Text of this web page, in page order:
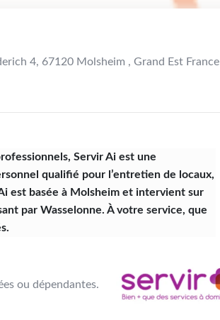
4, 67120 Molsheim , Grand Est France
Servir Ai est une
qualifié pour l’entretien de locaux,
est basée à Molsheim et intervient sur
par Wasselonne. À votre service, que
ou dépendantes.